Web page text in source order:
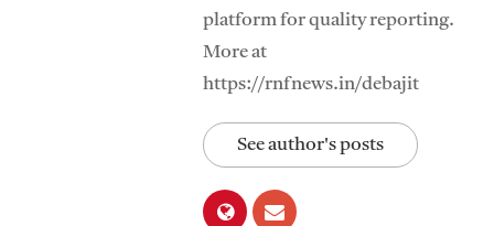
platform for quality reporting.
More at
https://rnfnews.in/debajit
See author's posts